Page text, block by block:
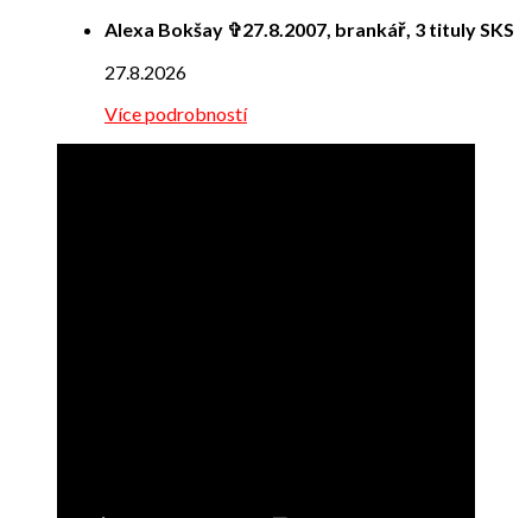
Alexa Bokšay ✞27.8.2007, brankář, 3 tituly SKS
27.8.2026
Více podrobností